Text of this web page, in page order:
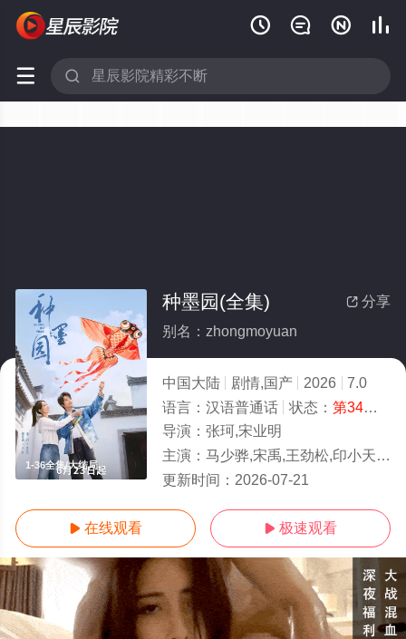
   
 
1-36全集/大结局
 分享
种墨园(全集)
别名：zhongmoyuan
中国大陆 剧情,国产 2026
7.0
语言： 汉语普通话 状态： 第34集已完结
导演： 张珂,宋业明
主演： 马少骅,宋禹,王劲松,印小天,吴京安,郑业成,胡耘豪,王茜华,丁勇岱,吴其江,齐千郡,张月,瑛子,熊睿玲
更新时间： 2026-07-21
 在线观看  极速观看